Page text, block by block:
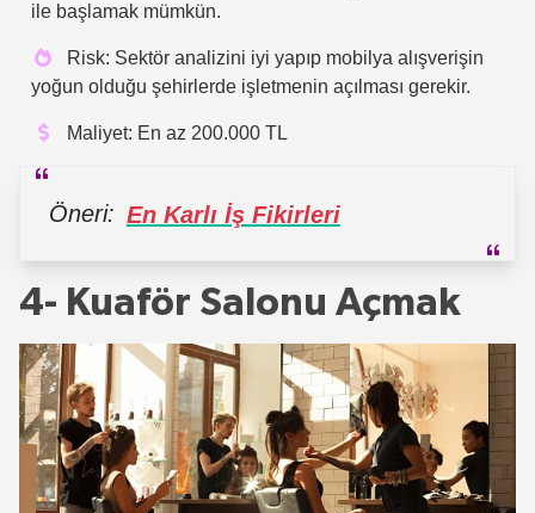
ile başlamak mümkün.
Risk: Sektör analizini iyi yapıp mobilya alışverişin
yoğun olduğu şehirlerde işletmenin açılması gerekir.
Maliyet: En az 200.000 TL
Öneri: En Karlı İş Fikirleri
4- Kuaför Salonu Açmak